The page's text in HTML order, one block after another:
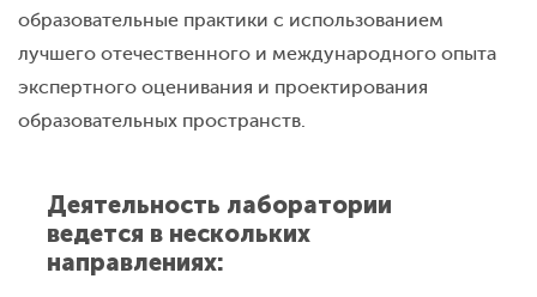
образовательные практики с использованием
лучшего отечественного и международного опыта
экспертного оценивания и проектирования
образовательных пространств.
Деятельность лаборатории
ведется в нескольких
направлениях: